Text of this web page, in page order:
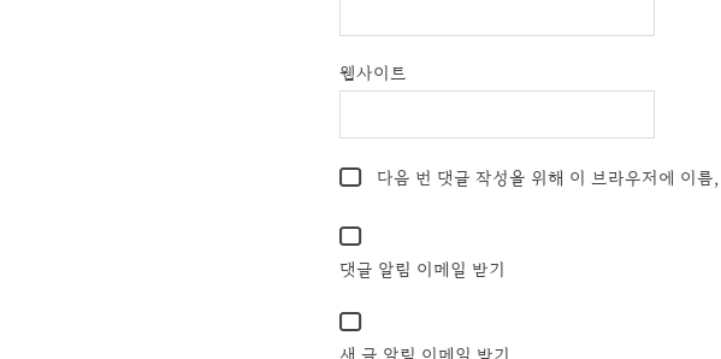
웹사이트
다음 번 댓글 작성을 위해 이 브라우저에 이
댓글 알림 이메일 받기